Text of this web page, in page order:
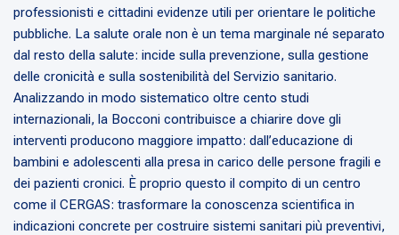
professionisti e cittadini evidenze utili per orientare le politiche
pubbliche. La salute orale non è un tema marginale né separato
dal resto della salute: incide sulla prevenzione, sulla gestione
delle cronicità e sulla sostenibilità del Servizio sanitario.
Analizzando in modo sistematico oltre cento studi
internazionali, la Bocconi contribuisce a chiarire dove gli
interventi producono maggiore impatto: dall’educazione di
bambini e adolescenti alla presa in carico delle persone fragili e
dei pazienti cronici. È proprio questo il compito di un centro
come il CERGAS: trasformare la conoscenza scientifica in
indicazioni concrete per costruire sistemi sanitari più preventivi,